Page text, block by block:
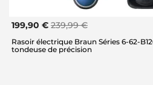
199,90 € 239,99 €
Rasoir électrique Braun Séries 6-62-
tondeuse de précision